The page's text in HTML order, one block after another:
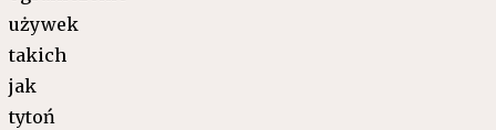
używek
takich
jak
tytoń